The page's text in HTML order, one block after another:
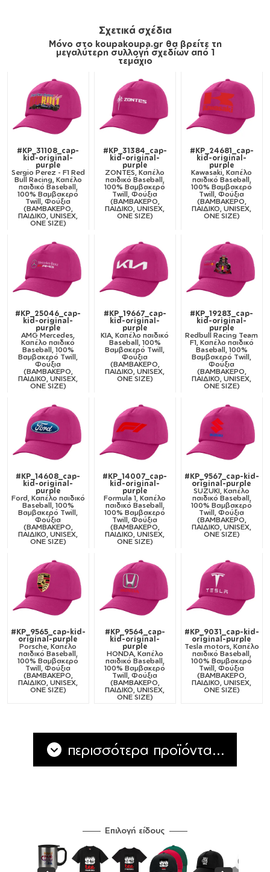
Σχετικά σχέδια
Μόνο στο koupakoupa.gr θα βρείτε τη
μεγαλύτερη συλλογή σχεδίων από 1
τεμάχιο
#KP_31108_cap-
kid-original-
purple
Sergio Perez - F1 Red
Bull Racing, Καπέλο
παιδικό Baseball,
100% Βαμβακερό
Twill, Φούξια
(ΒΑΜΒΑΚΕΡΟ,
ΠΑΙΔΙΚΟ, UNISEX,
ONE SIZE)
#KP_31384_cap-
kid-original-
purple
ZONTES, Καπέλο
παιδικό Baseball,
100% Βαμβακερό
Twill, Φούξια
(ΒΑΜΒΑΚΕΡΟ,
ΠΑΙΔΙΚΟ, UNISEX,
ONE SIZE)
#KP_24681_cap-
kid-original-
purple
Kawasaki, Καπέλο
παιδικό Baseball,
100% Βαμβακερό
Twill, Φούξια
(ΒΑΜΒΑΚΕΡΟ,
ΠΑΙΔΙΚΟ, UNISEX,
ONE SIZE)
#KP_25046_cap-
kid-original-
purple
AMG Mercedes,
Καπέλο παιδικό
Baseball, 100%
Βαμβακερό Twill,
Φούξια
(ΒΑΜΒΑΚΕΡΟ,
ΠΑΙΔΙΚΟ, UNISEX,
ONE SIZE)
#KP_19667_cap-
kid-original-
purple
KIA, Καπέλο παιδικό
Baseball, 100%
Βαμβακερό Twill,
Φούξια
(ΒΑΜΒΑΚΕΡΟ,
ΠΑΙΔΙΚΟ, UNISEX,
ONE SIZE)
#KP_19283_cap-
kid-original-
purple
Redbull Racing Team
F1, Καπέλο παιδικό
Baseball, 100%
Βαμβακερό Twill,
Φούξια
(ΒΑΜΒΑΚΕΡΟ,
ΠΑΙΔΙΚΟ, UNISEX,
ONE SIZE)
#KP_14608_cap-
kid-original-
purple
Ford, Καπέλο παιδικό
Baseball, 100%
Βαμβακερό Twill,
Φούξια
(ΒΑΜΒΑΚΕΡΟ,
ΠΑΙΔΙΚΟ, UNISEX,
ONE SIZE)
#KP_14007_cap-
kid-original-
purple
Formula 1, Καπέλο
παιδικό Baseball,
100% Βαμβακερό
Twill, Φούξια
(ΒΑΜΒΑΚΕΡΟ,
ΠΑΙΔΙΚΟ, UNISEX,
ONE SIZE)
#KP_9567_cap-kid-
original-purple
SUZUKI, Καπέλο
παιδικό Baseball,
100% Βαμβακερό
Twill, Φούξια
(ΒΑΜΒΑΚΕΡΟ,
ΠΑΙΔΙΚΟ, UNISEX,
ONE SIZE)
#KP_9565_cap-kid-
original-purple
Porsche, Καπέλο
παιδικό Baseball,
100% Βαμβακερό
Twill, Φούξια
(ΒΑΜΒΑΚΕΡΟ,
ΠΑΙΔΙΚΟ, UNISEX,
ONE SIZE)
#KP_9564_cap-
kid-original-
purple
HONDA, Καπέλο
παιδικό Baseball,
100% Βαμβακερό
Twill, Φούξια
(ΒΑΜΒΑΚΕΡΟ,
ΠΑΙΔΙΚΟ, UNISEX,
ONE SIZE)
#KP_9031_cap-kid-
original-purple
Tesla motors, Καπέλο
παιδικό Baseball,
100% Βαμβακερό
Twill, Φούξια
(ΒΑΜΒΑΚΕΡΟ,
ΠΑΙΔΙΚΟ, UNISEX,
ONE SIZE)
περισσότερα προϊόντα...
Επιλογή είδους